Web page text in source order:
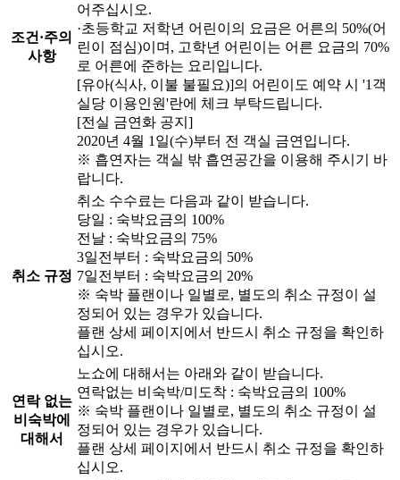
조건·주의
사항
어주십시오.
·초등학교 저학년 어린이의 요금은 어른의 50%(어
린이 점심)이며, 고학년 어린이는 어른 요금의 70%
로 어른에 준하는 요리입니다.
[유아(식사, 이불 불필요)]의 어린이도 예약 시 '1객
실당 이용인원'란에 체크 부탁드립니다.
[전실 금연화 공지]
2020년 4월 1일(수)부터 전 객실 금연입니다.
※ 흡연자는 객실 밖 흡연공간을 이용해 주시기 바
랍니다.
취소 규정
취소 수수료는 다음과 같이 받습니다.
당일 : 숙박요금의 100%
전날 : 숙박요금의 75%
3일전부터 : 숙박요금의 50%
7일전부터 : 숙박요금의 20%
※ 숙박 플랜이나 일별로, 별도의 취소 규정이 설
정되어 있는 경우가 있습니다.
플랜 상세 페이지에서 반드시 취소 규정을 확인하
십시오.
연락 없는
비숙박에
대해서
노쇼에 대해서는 아래와 같이 받습니다.
연락없는 비숙박/미도착 : 숙박요금의 100%
※ 숙박 플랜이나 일별로, 별도의 취소 규정이 설
정되어 있는 경우가 있습니다.
플랜 상세 페이지에서 반드시 취소 규정을 확인하
십시오.